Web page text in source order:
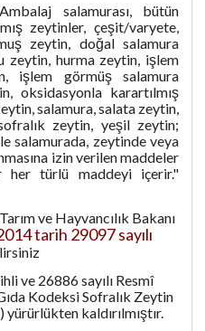
salamurası, bütün
zeytinler, çeşit/varyete,
zeytin, doğal salamura
zeytin, hurma zeytin, işlem
işlem görmüş salamura
oksidasyonla karartılmış
salamura, salata zeytin,
zeytin, yeşil zeytin;
salamurada, zeytinde veya
izin verilen maddeler
her türlü maddeyi içerir."
ve Hayvancılık Bakanı
tarih 29097 sayılı
ve 26886 sayılı Resmî
Kodeksi Sofralık Zeytin
kaldırılmıştır.